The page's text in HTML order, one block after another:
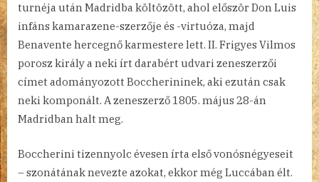
turnéja után Madridba költözött, ahol először Don Luis
infáns kamarazene-szerzője és -virtuóza, majd
Benavente hercegnő karmestere lett. II. Frigyes Vilmos
porosz király a neki írt darabért udvari zeneszerzői
címet adományozott Boccherininek, aki ezután csak
neki komponált. A zeneszerző 1805. május 28-án
Madridban halt meg.
Boccherini tizennyolc évesen írta első vonósnégyeseit
– szonátának nevezte azokat, ekkor még Luccában élt.